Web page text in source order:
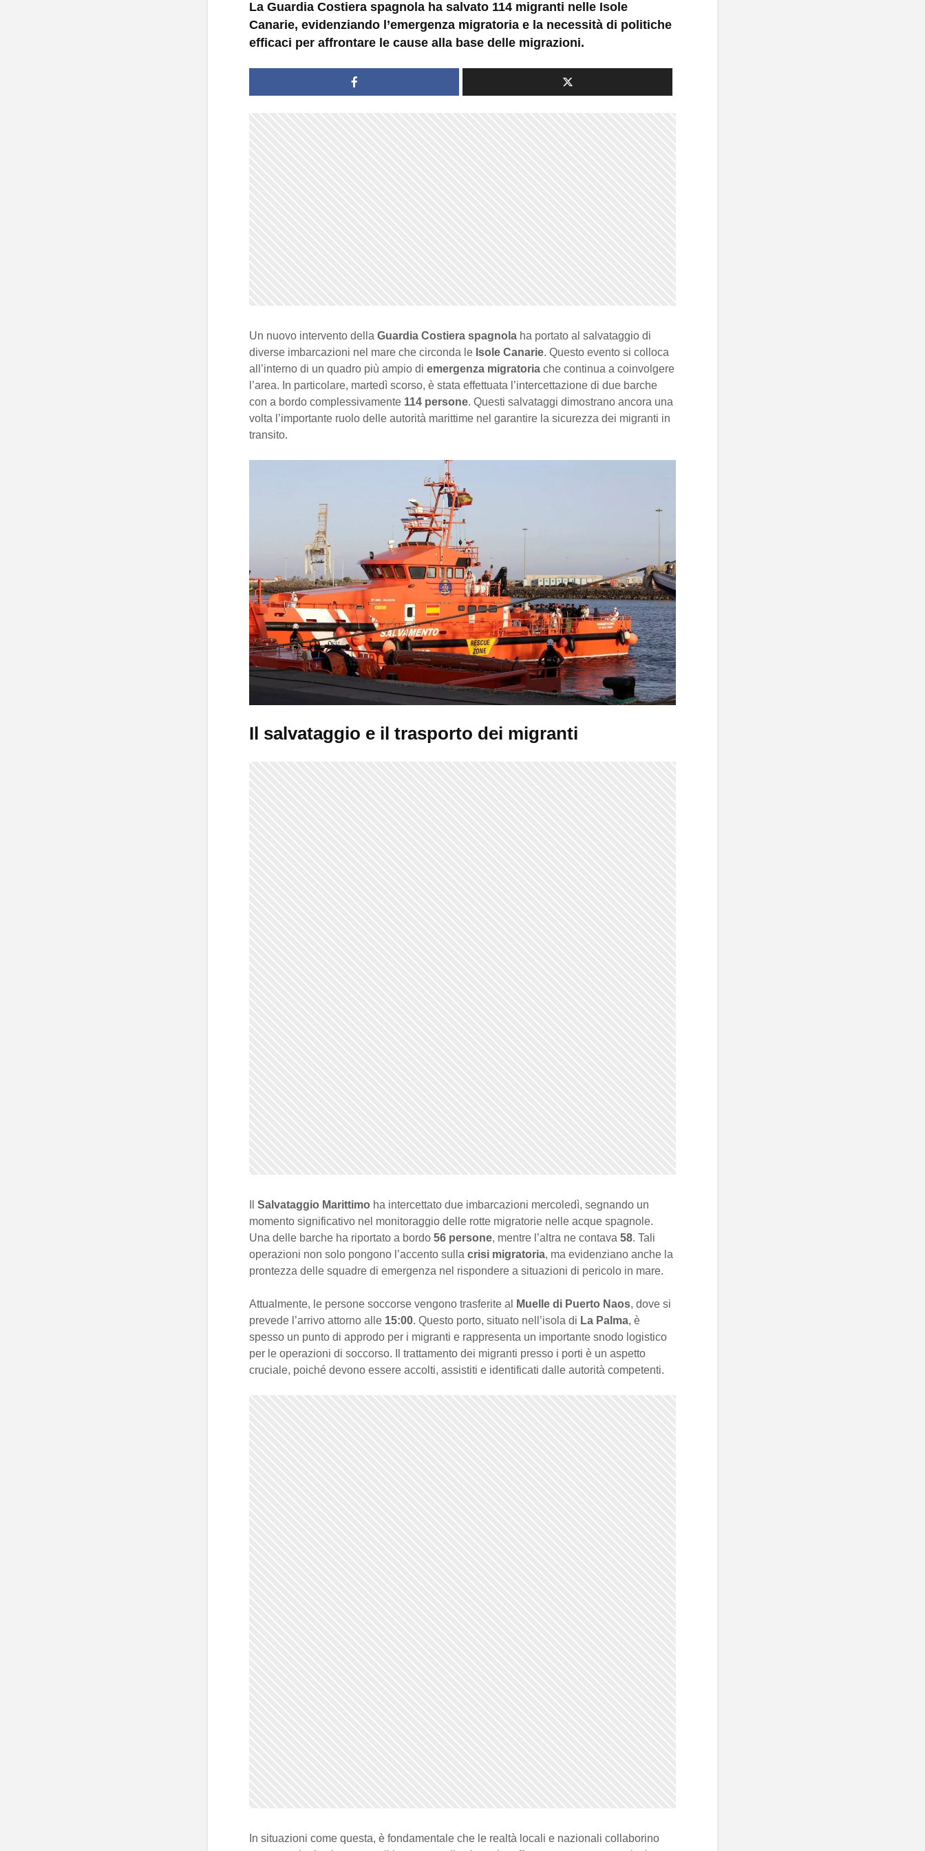
La Guardia Costiera spagnola ha salvato 114 migranti nelle Isole
Canarie, evidenziando l’emergenza migratoria e la necessità di politiche
efficaci per affrontare le cause alla base delle migrazioni.
Un nuovo intervento della Guardia Costiera spagnola ha portato al salvataggio di
diverse imbarcazioni nel mare che circonda le Isole Canarie. Questo evento si colloca
all’interno di un quadro più ampio di emergenza migratoria che continua a coinvolgere
l’area. In particolare, martedì scorso, è stata effettuata l’intercettazione di due barche
con a bordo complessivamente 114 persone. Questi salvataggi dimostrano ancora una
volta l’importante ruolo delle autorità marittime nel garantire la sicurezza dei migranti in
transito.
Il salvataggio e il trasporto dei migranti
Salvataggio Marittimo ha intercettato due imbarcazioni mercoledì, segnando un
momento significativo nel monitoraggio delle rotte migratorie nelle acque spagnole.
Una delle barche ha riportato a bordo 56 persone, mentre l’altra ne contava 58. Tali
operazioni non solo pongono l’accento sulla crisi migratoria, ma evidenziano anche la
prontezza delle squadre di emergenza nel rispondere a situazioni di pericolo in mare.
Attualmente, le persone soccorse vengono trasferite al Muelle di Puerto Naos, dove si
prevede l’arrivo attorno alle 15:00. Questo porto, situato nell’isola di La Palma, è
spesso un punto di approdo per i migranti e rappresenta un importante snodo logistico
per le operazioni di soccorso. Il trattamento dei migranti presso i porti è un aspetto
cruciale, poiché devono essere accolti, assistiti e identificati dalle autorità competenti.
In situazioni come questa, è fondamentale che le realtà locali e nazionali collaborino